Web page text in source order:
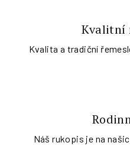
Kvalitní
Kvalita a tradiční
Náš rukopis je na